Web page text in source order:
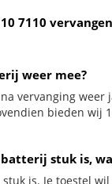
7110
weer mee?
vervanging
bieden wij
stuk is,
is. Je toestel